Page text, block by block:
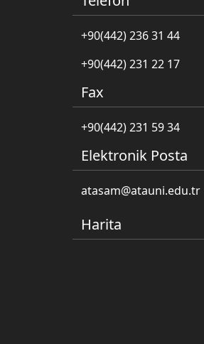
+90(442) 236 31 44
+90(442) 231 22 17
Fax
+90(442) 231 59 34
Elektronik Posta
atasam@atauni.edu.tr
Harita